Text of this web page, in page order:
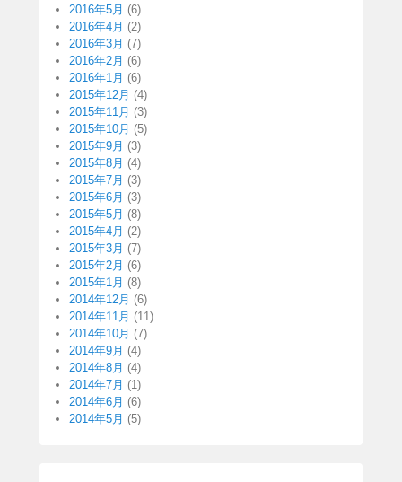
2016年5月 (6)
2016年4月 (2)
2016年3月 (7)
2016年2月 (6)
2016年1月 (6)
2015年12月 (4)
2015年11月 (3)
2015年10月 (5)
2015年9月 (3)
2015年8月 (4)
2015年7月 (3)
2015年6月 (3)
2015年5月 (8)
2015年4月 (2)
2015年3月 (7)
2015年2月 (6)
2015年1月 (8)
2014年12月 (6)
2014年11月 (11)
2014年10月 (7)
2014年9月 (4)
2014年8月 (4)
2014年7月 (1)
2014年6月 (6)
2014年5月 (5)